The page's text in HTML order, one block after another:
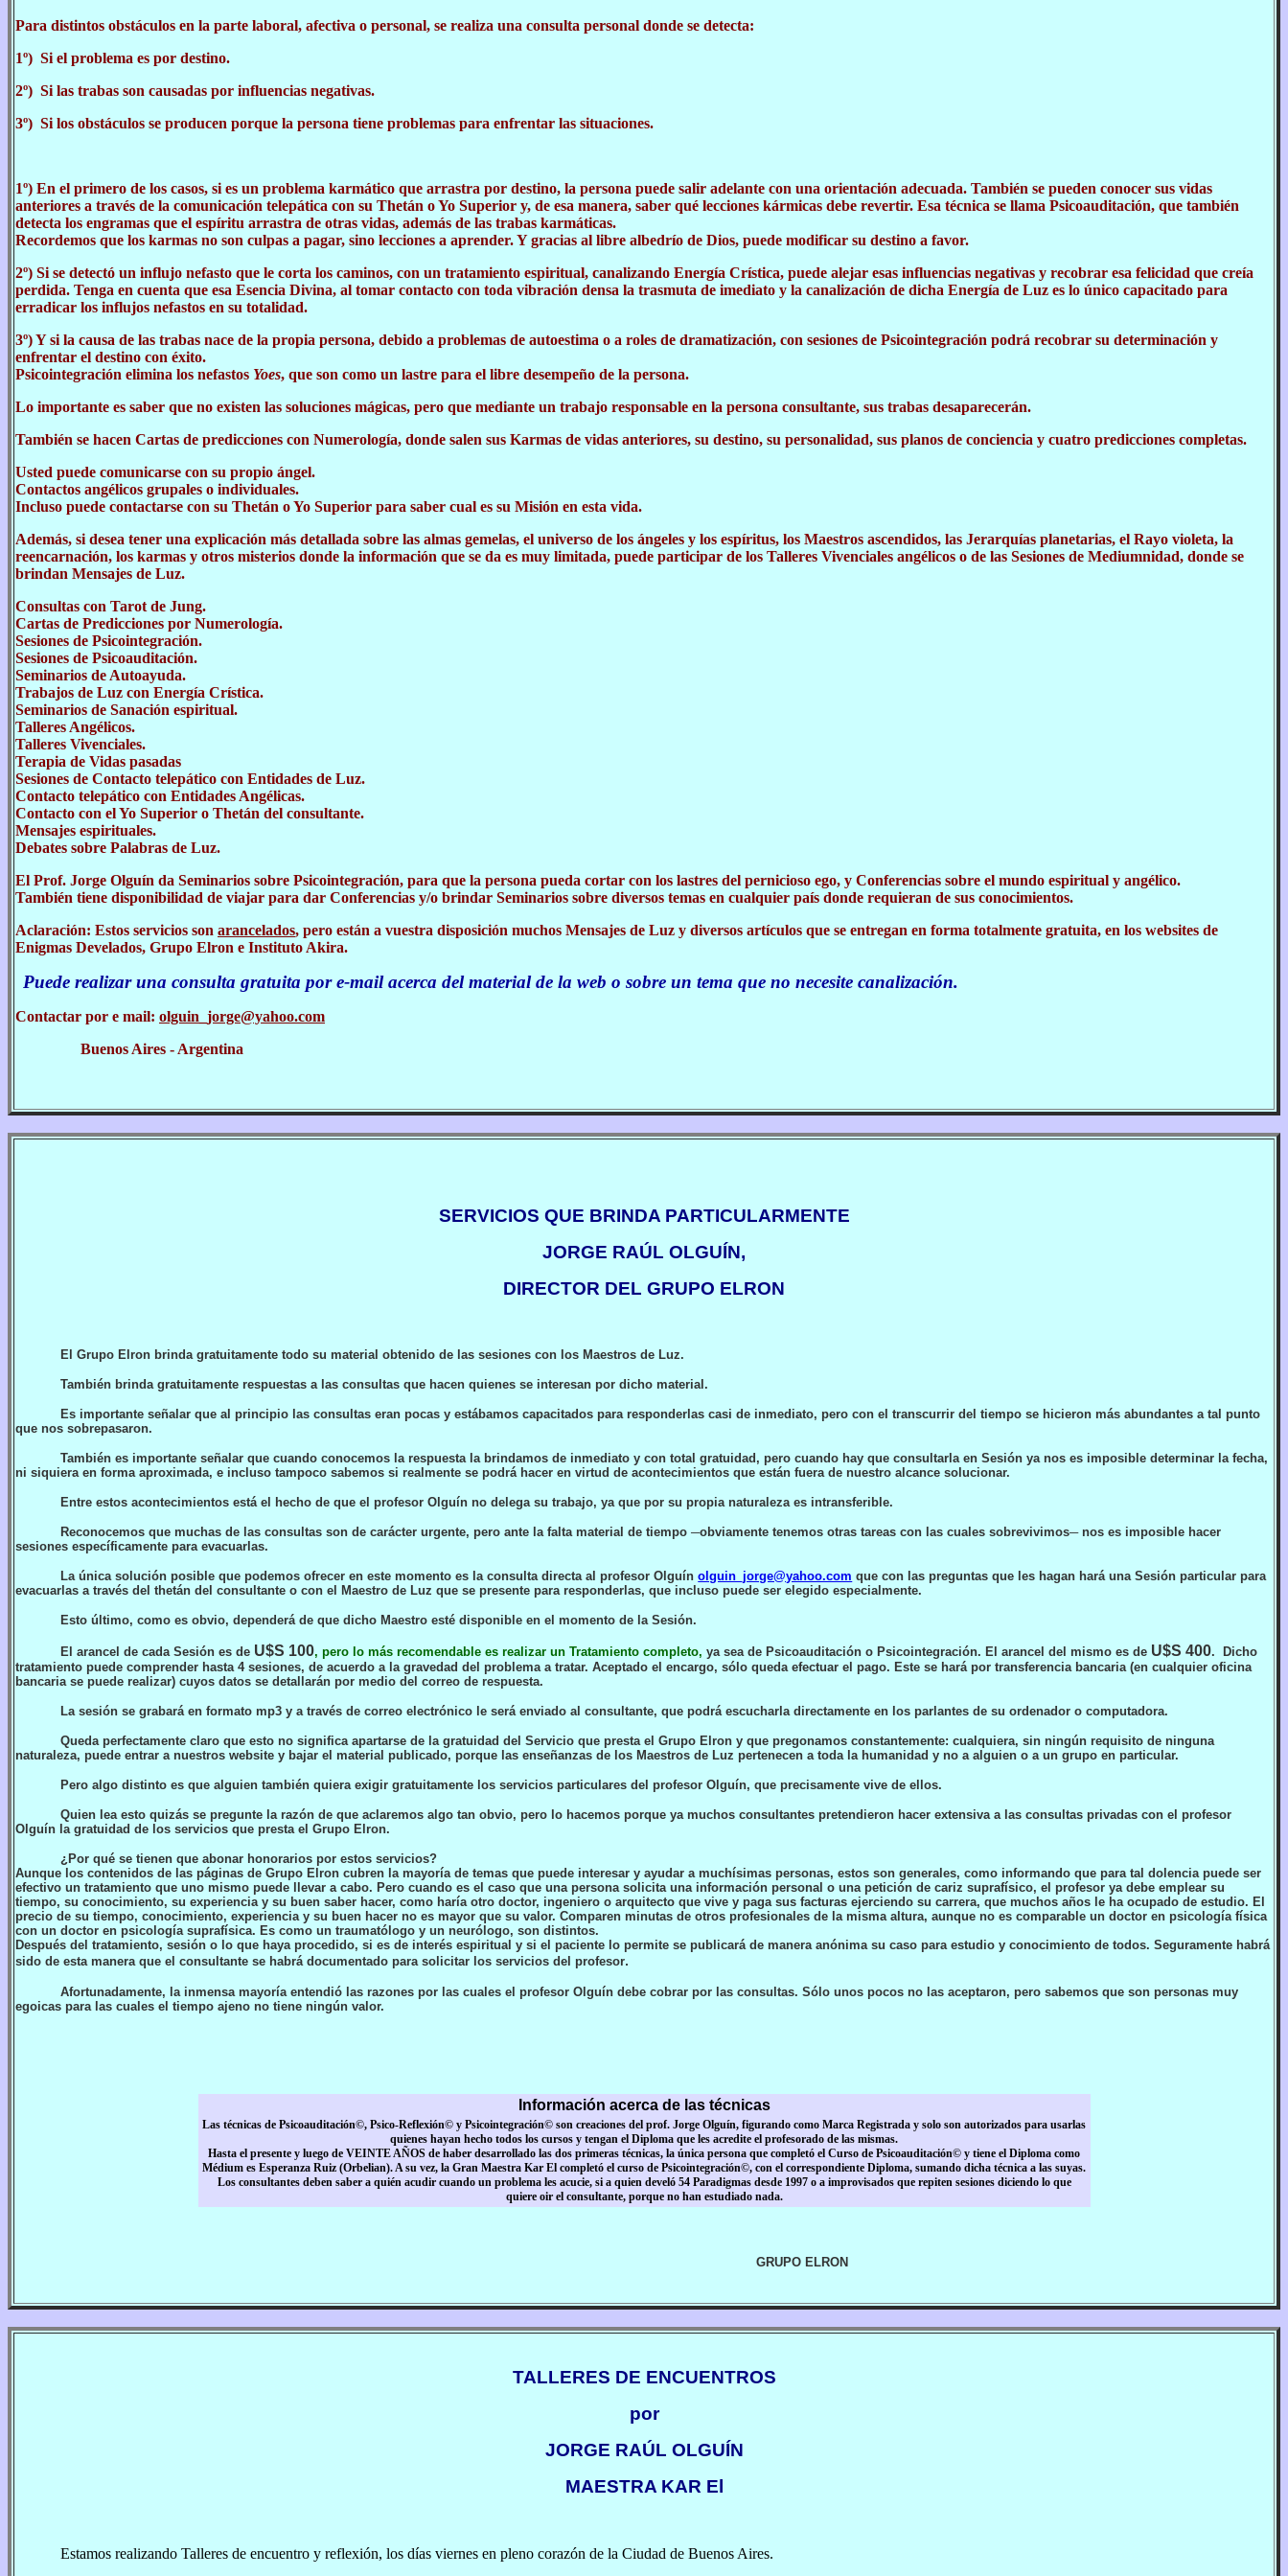
Para distintos obstáculos en la parte laboral, afectiva o personal, se realiza una consulta personal donde se detecta:
1º) Si el problema es por destino.
2º) Si las trabas son causadas por influencias negativas.
3º) Si los obstáculos se producen porque la persona tiene problemas para enfrentar las situaciones.
1º) En el primero de los casos, si es un problema karmático que arrastra por destino, la persona puede salir adelante con una orientación adecuada. También se pueden conocer sus vidas
anteriores a través de la comunicación telepática con su Thetán o Yo Superior y, de esa manera, saber qué lecciones kármicas debe revertir. Esa técnica se llama Psicoauditación, que también
detecta los engramas que el espíritu arrastra de otras vidas, además de las trabas karmáticas.
Recordemos que los karmas no son culpas a pagar, sino lecciones a aprender. Y gracias al libre albedrío de Dios, puede modificar su destino a favor.
2º) Si se detectó un influjo nefasto que le corta los caminos, con un tratamiento espiritual, canalizando Energía Crística, puede alejar esas influencias negativas y recobrar esa felicidad que creía
perdida. Tenga en cuenta que esa Esencia Divina, al tomar contacto con toda vibración densa la trasmuta de imediato y la canalización de dicha Energía de Luz es lo único capacitado para
erradicar los influjos nefastos en su totalidad.
3º)Y si la causa de las trabas nace de la propia persona, debido a problemas de autoestima o a roles de dramatización, con sesiones de Psicointegración podrá recobrar su determinación y
enfrentar el destino con éxito.
Psicointegración elimina los nefastos Yoes, que son como un lastre para el libre desempeño de la persona.
Lo importante es saber que no existen las soluciones mágicas, pero que mediante un trabajo responsable en la persona consultante, sus trabas desaparecerán.
También se hacen Cartas de predicciones con Numerología, donde salen sus Karmas de vidas anteriores, su destino, su personalidad, sus planos de conciencia y cuatro predicciones completas.
Usted puede comunicarse con su propio ángel.
Contactos angélicos grupales o individuales.
Incluso puede contactarse con su Thetán o Yo Superior para saber cual es su Misión en esta vida.
Además, si desea tener una explicación más detallada sobre las almas gemelas, el universo de los ángeles y los espíritus, los Maestros ascendidos, las Jerarquías planetarias, el Rayo violeta, la
reencarnación, los karmas y otros misterios donde la información que se da es muy limitada, puede participar de los Talleres Vivenciales angélicos o de las Sesiones de Mediumnidad, donde se
brindan Mensajes de Luz.
Consultas con Tarot de Jung.
Cartas de Predicciones por Numerología.
Sesiones de Psicointegración.
Sesiones de Psicoauditación.
Seminarios de Autoayuda.
Trabajos de Luz con Energía Crística.
Seminarios de Sanación espiritual.
Talleres Angélicos.
Talleres Vivenciales.
Terapia de Vidas pasadas
Sesiones de Contacto telepático con Entidades de Luz.
Contacto telepático con Entidades Angélicas.
Contacto con el Yo Superior o Thetán del consultante.
Mensajes espirituales.
Debates sobre Palabras de Luz.
El Prof. Jorge Olguín da Seminarios sobre Psicointegración, para que la persona pueda cortar con los lastres del pernicioso ego, y Conferencias sobre el mundo espiritual y angélico.
También tiene disponibilidad de viajar para dar Conferencias y/o brindar Seminarios sobre diversos temas en cualquier país donde requieran de sus conocimientos.
Aclaración: Estos servicios son arancelados, pero están a vuestra disposición muchos Mensajes de Luz y diversos artículos que se entregan en forma totalmente gratuita, en los websites de
Enigmas Develados, Grupo Elron e Instituto Akira.
Puede realizar una consulta gratuita por e-mail acerca del material de la web o sobre un tema que no necesite canalización.
Contactar por e mail: olguin_jorge@yahoo.com
Buenos Aires - Argentina
SERVICIOS QUE BRINDA PARTICULARMENTE
JORGE RAÚL OLGUÍN,
DIRECTOR DEL GRUPO ELRON
El Grupo Elron brinda gratuitamente todo su material obtenido de las sesiones con los Maestros de Luz.
También brinda gratuitamente respuestas a las consultas que hacen quienes se interesan por dicho material.
Es importante señalar que al principio las consultas eran pocas y estábamos capacitados para responderlas casi de inmediato, pero con el transcurrir del tiempo se hicieron más abundantes a tal punto
que nos sobrepasaron.
También es importante señalar que cuando conocemos la respuesta la brindamos de inmediato y con total gratuidad, pero cuando hay que consultarla en Sesión ya nos es imposible determinar la fecha,
ni siquiera en forma aproximada, e incluso tampoco sabemos si realmente se podráhacer en virtud de acontecimientos que están fuera de nuestro alcance solucionar.
Entre estos acontecimientos está el hecho de que el profesor Olguín no delegasu trabajo, ya que por su propia naturaleza es intransferible.
Reconocemos que muchas de las consultas son de carácter urgente, pero ante la falta material de tiempo ─obviamente tenemos otras tareas con las cuales sobrevivimos─ nos es imposible hacer
sesiones específicamente para evacuarlas.
La única solución posible que podemos ofrecer en este momento es la consulta directa al profesor Olguínolguin_jorge@yahoo.com quecon las preguntas que les hagan hará una Sesión particular para
evacuarlas a través del thetán del consultante o con el Maestro de Luz que se presente para responderlas, que incluso puede ser elegido especialmente.
Esto último, como es obvio, dependerá de que dicho Maestro esté disponible en el momento de la Sesión.
El arancel de cada Sesión es de U$S 100, pero lo más recomendable es realizar un Tratamiento completo, ya sea de Psicoauditación o Psicointegración. El arancel del mismo es de U$S 400. Dicho
tratamiento puede comprender hasta4 sesiones, de acuerdo a la gravedad del problema a tratar. Aceptado el encargo, sólo queda efectuar el pago. Este se hará por transferencia bancaria(en cualquier oficina
bancaria se puede realizar) cuyos datos se detallarán por medio del correo de respuesta.
La sesión se grabará en formato mp3 y a través de correo electrónico le será enviado al consultante, que podrá escucharla directamente en los parlantes de su ordenador o computadora.
Queda perfectamente claro que esto no significa apartarse de la gratuidad del Servicio que presta el Grupo Elron y que pregonamos constantemente: cualquiera, sin ningún requisito de ninguna
naturaleza, puede entrar a nuestros website y bajar el material publicado, porque las enseñanzas de los Maestros de Luz pertenecen a toda la humanidad y no a alguien o a un grupo en particular.
Pero algo distinto es que alguien también quiera exigir gratuitamente los servicios particulares del profesor Olguín, que precisamente vive de ellos.
Quien lea esto quizás se pregunte la razón de que aclaremos algo tan obvio, pero lo hacemos porque ya muchos consultantes pretendieron hacer extensiva a las consultas privadas con el profesor
Olguín la gratuidad de los servicios que presta el Grupo Elron.
¿Por qué se tienen que abonar honorarios por estos servicios?
Aunque los contenidos de las páginas de Grupo Elron cubren la mayoría de temas que puede interesar y ayudar a muchísimas personas, estos son generales, como informando que para tal dolencia puede ser
efectivo un tratamiento que uno mismo puede llevar a cabo. Pero cuando es el caso que una persona solicita una información personal o una petición de cariz suprafísico, el profesor ya debe emplear su
tiempo, su conocimiento, su experiencia y su buen saber hacer, como haría otro doctor, ingeniero o arquitecto que vive y paga sus facturas ejerciendo su carrera, que muchos años le ha ocupado de estudio. El
precio de su tiempo, conocimiento, experiencia y su buen hacer no es mayor que su valor. Comparen minutas de otros profesionales de la misma altura, aunque no es comparable un doctor en psicología física
con un doctor en psicología suprafísica. Es como un traumatólogo y un neurólogo, son distintos.
Después del tratamiento, sesión o lo que haya procedido, si es de interés espiritual y si el paciente lo permite se publicará de manera anónima su caso para estudio y conocimiento de todos. Seguramente habrá
sido de esta manera que el consultante se habrá documentado para solicitar los servicios del profesor.
Afortunadamente, la inmensa mayoría entendió las razones por las cuales el profesor Olguín debe cobrar por las consultas. Sólo unos pocos no las aceptaron, pero sabemos que son personas muy
egoicas para las cuales el tiempo ajeno no tiene ningún valor.
Información acerca de las técnicas
Las técnicas de Psicoauditación©, Psico-Reflexión© y Psicointegración© son creaciones del prof. Jorge Olguín, figurando como Marca Registrada y solo son autorizados para usarlas
quienes hayan hecho todos los cursos y tengan el Diploma que les acredite el profesorado de las mismas.
Hasta el presente y luego de VEINTE AÑOS de haber desarrollado las dos primeras técnicas, la única persona que completó el Curso de Psicoauditación© y tiene el Diploma como
Médium es Esperanza Ruiz (Orbelian). A su vez, la Gran Maestra Kar El completó el curso de Psicointegración©, con el correspondiente Diploma, sumando dicha técnica a las suyas.
Los consultantes deben saber a quién acudir cuando un problema les acucie, si a quien develó 54 Paradigmas desde 1997 o a improvisados que repiten sesiones diciendo lo que
quiere oir el consultante, porque no han estudiado nada.
GRUPO ELRON
TALLERES DE ENCUENTROS
por
JORGE RAÚL OLGUÍN
MAESTRA KAR El
Estamos realizando Talleres de encuentro y reflexión, los días viernes en pleno corazón de la Ciudad de Buenos Aires.